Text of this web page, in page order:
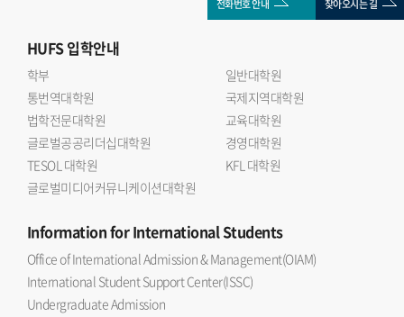
전화번호 안내 찾아오시는 길
HUFS입학안내
학부
일반대학원
통번역대학원
국제지역대학원
법학전문대학원
교육대학원
글로벌공공리더십대학원
경영대학원
TESOL 대학원
KFL 대학원
글로벌미디어커뮤니케이션대학원
Informationfor International Students
Office of International Admission & Management(OIAM)
International Student Support Center(ISSC)
Undergraduate Admission